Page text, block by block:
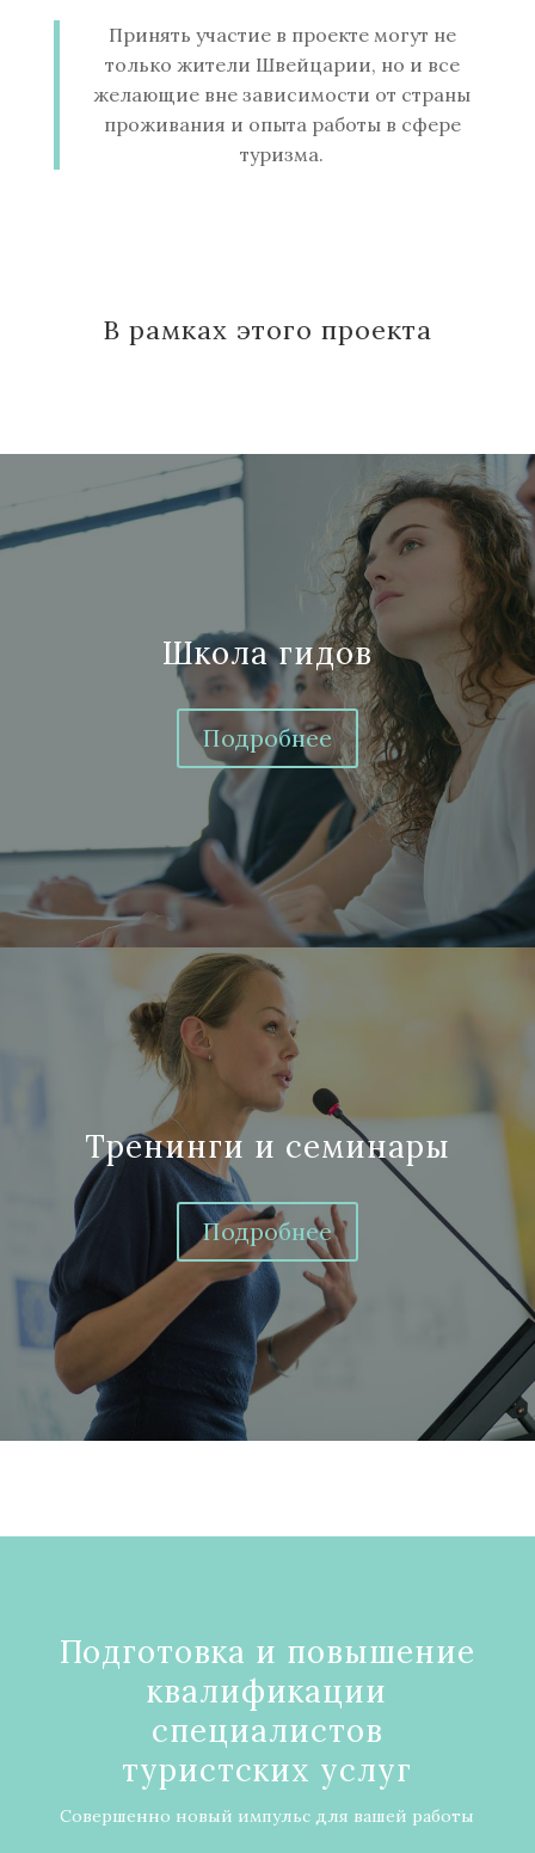
Принять участие в проекте могут не
только жители Швейцарии, но и все
желающие вне зависимости от страны
проживания и опыта работы в сфере
туризма.
В рамках этого проекта
Школа гидов
Подробнее
Тренинги и семинары
Подробнее
Подготовка и повышение
квалификации
специалистов
туристских услуг
Совершенно новый импульс для вашей работы